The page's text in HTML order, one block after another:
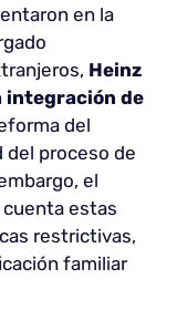
en la
Heinz
integración de
del
del proceso de
el
estas
restrictivas,
familiar